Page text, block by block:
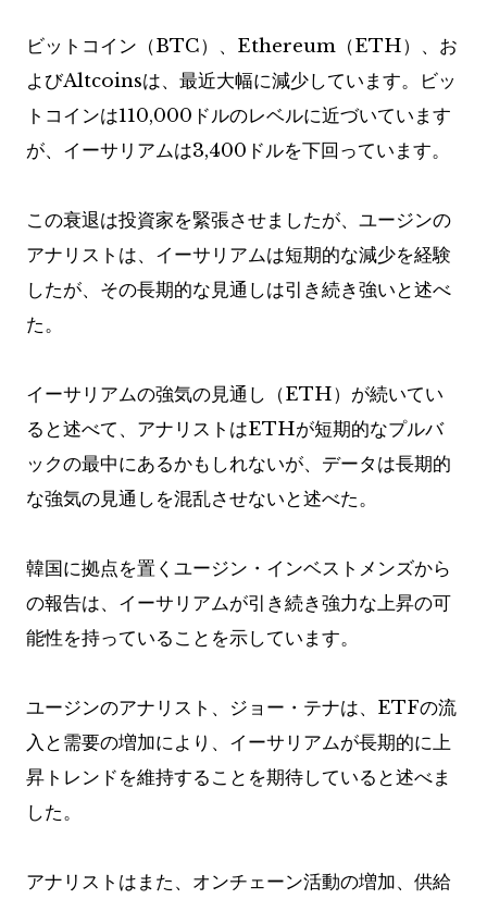
ビットコイン（BTC）、Ethereum（ETH）、お
よびAltcoinsは、最近大幅に減少しています。ビッ
トコインは110,000ドルのレベルに近づいています
が、イーサリアムは3,400ドルを下回っています。
この衰退は投資家を緊張させましたが、ユージンの
アナリストは、イーサリアムは短期的な減少を経験
したが、その長期的な見通しは引き続き強いと述べ
た。
イーサリアムの強気の見通し（ETH）が続いてい
ると述べて、アナリストはETHが短期的なプルバ
ックの最中にあるかもしれないが、データは長期的
な強気の見通しを混乱させないと述べた。
韓国に拠点を置くユージン・インベストメンズから
の報告は、イーサリアムが引き続き強力な上昇の可
能性を持っていることを示しています。
ユージンのアナリスト、ジョー・テナは、ETFの流
入と需要の増加により、イーサリアムが長期的に上
昇トレンドを維持することを期待していると述べま
した。
アナリストはまた、オンチェーン活動の増加、供給